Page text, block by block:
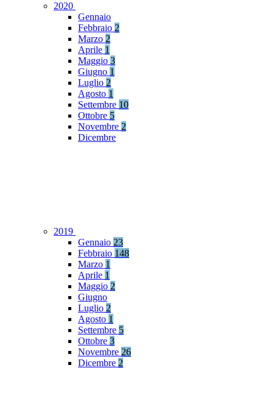
2020
Gennaio
Febbraio 2
Marzo 2
Aprile 1
Maggio 3
Giugno 1
Luglio 2
Agosto 1
Settembre 10
Ottobre 5
Novembre 2
Dicembre
2019
Gennaio 23
Febbraio 148
Marzo 1
Aprile 1
Maggio 2
Giugno
Luglio 2
Agosto 1
Settembre 5
Ottobre 3
Novembre 26
Dicembre 2